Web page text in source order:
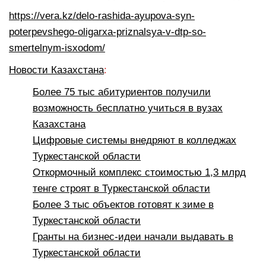
https://vera.kz/delo-rashida-ayupova-syn-
poterpevshego-oligarxa-priznalsya-v-dtp-so-
smertelnym-isxodom/
Новости Казахстана:
Более 75 тыс абитуриентов получили
возможность бесплатно учиться в вузах
Казахстана
Цифровые системы внедряют в колледжах
Туркестанской области
Откормочный комплекс стоимостью 1,3 млрд
тенге строят в Туркестанской области
Более 3 тыс объектов готовят к зиме в
Туркестанской области
Гранты на бизнес-идеи начали выдавать в
Туркестанской области